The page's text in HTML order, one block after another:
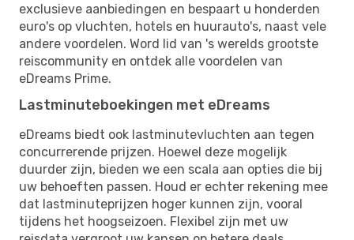
exclusieve aanbiedingen en bespaart u honderden
euro's op vluchten, hotels en huurauto's, naast vele
andere voordelen. Word lid van 's werelds grootste
reiscommunity en ontdek alle voordelen van
eDreams Prime.
Lastminuteboekingen met eDreams
eDreams biedt ook lastminutevluchten aan tegen
concurrerende prijzen. Hoewel deze mogelijk
duurder zijn, bieden we een scala aan opties die bij
uw behoeften passen. Houd er echter rekening mee
dat lastminuteprijzen hoger kunnen zijn, vooral
tijdens het hoogseizoen. Flexibel zijn met uw